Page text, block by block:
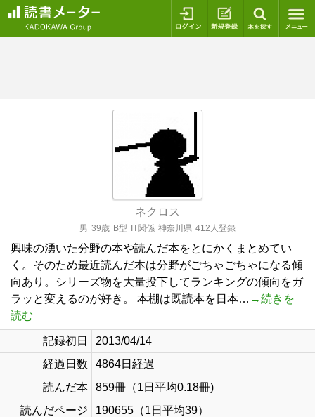
ログイン 新規登録
ネクロス
男 39歳 B型 IT関係 神奈川県 412人登録
興味の湧いた分野の本や読んだ本をとにかくまとめてい
く。そのため最近読んだ本は分野がごちゃごちゃになる傾
向あり。シリーズ物を大量投下してランキングの傾向をガ
ラッと変えるのが好き。 本棚は既読本を日本… →続きを
読む
記録初日
2013/04/14
経過日数
4864日経過
読んだ本
859冊（1日平均0.18冊)
読んだページ
190655（1日平均39）